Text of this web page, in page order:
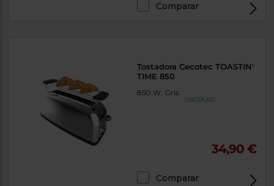
Comparar
Tostadora Cecotec TOASTIN'
TIME 850
850 W, Gris
34,90 €
Comparar